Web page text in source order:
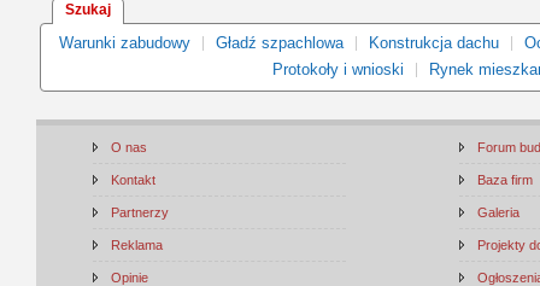
Szukaj
Warunki zabudowy Gładź szpachlowa Konstrukcja dachu
Protokoły i wnioski
Rynek
O nas
Kontakt
Partnerzy
Reklama
Opinie
Forum
Baza firm
Galeria
Projekty